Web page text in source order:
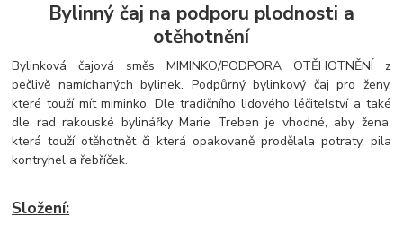
Bylinný čaj na podporu plodnosti a
otěhotnění
Bylinková čajová směs MIMINKO/PODPORA OTĚHOTNĚNÍ z
pečlivě namíchaných bylinek. Podpůrný bylinkový čaj pro ženy,
které touží mít miminko. Dle tradičního lidového léčitelství a také
dle rad rakouské bylinářky Marie Treben je vhodné, aby žena,
která touží otěhotnět či která opakovaně prodělala potraty, pila
kontryhel a řebříček.
Složení: